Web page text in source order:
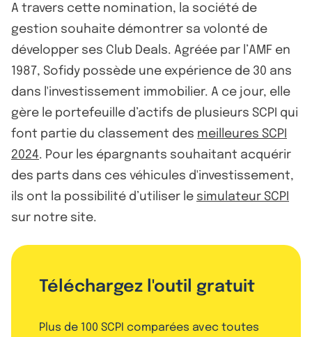
A travers cette nomination, la société de
gestion souhaite démontrer sa volonté de
développer ses Club Deals. Agréée par l’AMF en
1987, Sofidy possède une expérience de 30 ans
dans l'investissement immobilier. A ce jour, elle
gère le portefeuille d’actifs de plusieurs SCPI qui
font partie du classement des meilleures SCPI
2024. Pour les épargnants souhaitant acquérir
des parts dans ces véhicules d'investissement,
ils ont la possibilité d’utiliser le simulateur SCPI
sur notre site.
Téléchargez l'outil gratuit
Plus de 100 SCPI comparées avec toutes